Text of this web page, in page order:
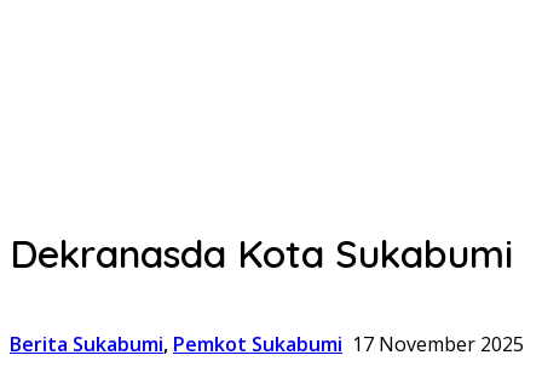
Dekranasda Kota Sukabumi
Berita Sukabumi, Pemkot Sukabumi 17 November 2025